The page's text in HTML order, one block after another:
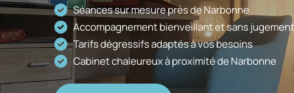
Séances sur mesure près de Narbonne
Accompagnement bienveillant et sans jugement
Tarifs dégressifs adaptés à vos besoins
Cabinet chaleureux à proximité de Narbonne